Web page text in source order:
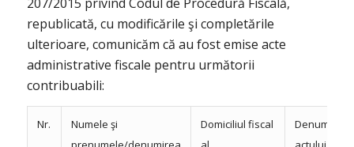
republicată, cu modificările şi completările
ulterioare, comunicăm că au fost emise acte
administrative fiscale pentru următorii
contribuabili:
Nr.
Numele şi
Domiciliul fiscal
Denumirea